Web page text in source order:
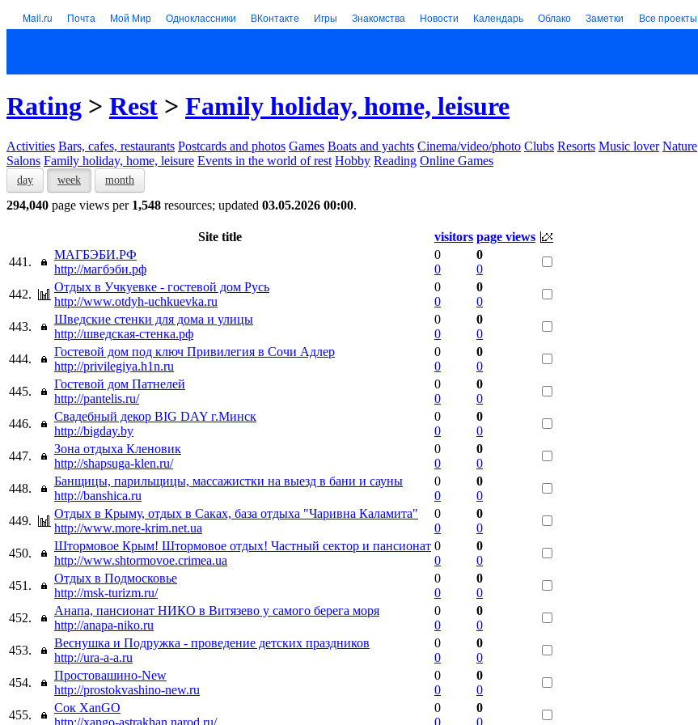
Mail.ru Почта Мой Мир Одноклассники ВКонтакте Игры Знакомства Новости Календарь Облако Заметки Все проекты
Rating > Rest > Family holiday, home, leisure
Activities Bars, cafes, restaurants Postcards and photos Games Boats and yachts Cinema/video/photo Clubs Resorts Music lover Nature
Salons Family holiday, home, leisure Events in the world of rest Hobby Reading Online Games
day week month
294,040 page views per 1,548 resources; updated 03.05.2026 00:00.
Site title visitors page views
441.
МАГБЭБИ.РФ
http://магбэби.рф
0
0
0
0
442.
Отдых в Учкуевке - гостевой дом Русь
http://www.otdyh-uchkuevka.ru
0
0
0
0
443.
Шведские стенки для дома и улицы
http://шведская-стенка.рф
0
0
0
0
444.
Гостевой дом под ключ Привилегия в Сочи Адлер
http://privilegiya.h1n.ru
0
0
0
0
445.
Гостевой дом Патнелей
http://pantelis.ru/
0
0
0
0
446.
Свадебный декор BIG DAY г.Минск
http://bigday.by
0
0
0
0
447.
Зона отдыха Кленовик
http://shapsuga-klen.ru/
0
0
0
0
448.
Банщицы, парильщицы, массажистки на выезд в бани и сауны
http://banshica.ru
0
0
0
0
449.
Отдых в Крыму, отдых в Саках, база отдыха "Чаривна Каламита"
http://www.more-krim.net.ua
0
0
0
0
450.
Штормовое Крым! Штормовое отдых! Частный сектор и пансионат
http://www.shtormovoe.crimea.ua
0
0
0
0
451.
Отдых в Подмосковье
http://msk-turizm.ru/
0
0
0
0
452.
Анапа, пансионат НИКО в Витязево у самого берега моря
http://anapa-niko.ru
0
0
0
0
453.
Веснушка и Подружка - проведение детских праздников
http://ura-a-a.ru
0
0
0
0
454.
Простовашино-New
http://prostokvashino-new.ru
0
0
0
0
455.
Сок XanGO
http://xango-astrakhan.narod.ru/
0
0
0
0